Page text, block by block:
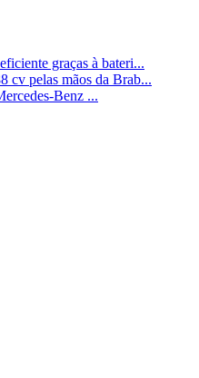
graças à bateri...
cv pelas mãos da Brab...
Benz ...